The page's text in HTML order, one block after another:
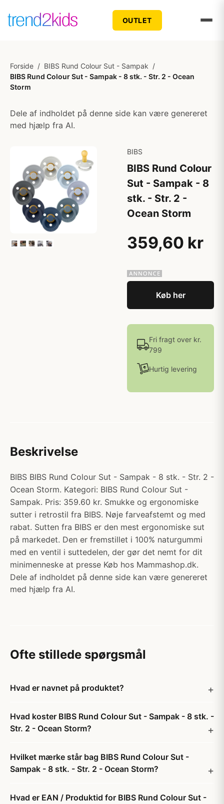
OUTLET
Forside / BIBS Rund Colour Sut - Sampak /
BIBS Rund Colour Sut - Sampak - 8 stk. - Str. 2 - Ocean
Storm
Dele af indholdet på denne side kan være genereret
med hjælp fra AI.
BIBS
BIBS Rund Colour
Sut - Sampak - 8
stk. - Str. 2 -
Ocean Storm
359,60 kr
Køb her
Fri fragt over kr.
799
Hurtig levering
Beskrivelse
BIBS BIBS Rund Colour Sut - Sampak - 8 stk. - Str. 2 -
Ocean Storm. Kategori: BIBS Rund Colour Sut -
Sampak. Pris: 359.60 kr. Smukke og ergonomiske
sutter i retrostil fra BIBS. Nøje farveafstemt og med
rabat. Sutten fra BIBS er den mest ergonomiske sut
på markedet. Den er fremstillet i 100% naturgummi
med en ventil i suttedelen, der gør det nemt for dit
minimenneske at presse Køb hos Mammashop.dk.
Dele af indholdet på denne side kan være genereret
med hjælp fra AI.
Ofte stillede spørgsmål
Hvad er navnet på produktet?
Hvad koster BIBS Rund Colour Sut - Sampak - 8 stk. -
Str. 2 - Ocean Storm?
Hvilket mærke står bag BIBS Rund Colour Sut -
Sampak - 8 stk. - Str. 2 - Ocean Storm?
Hvad er EAN / Produktid for BIBS Rund Colour Sut -